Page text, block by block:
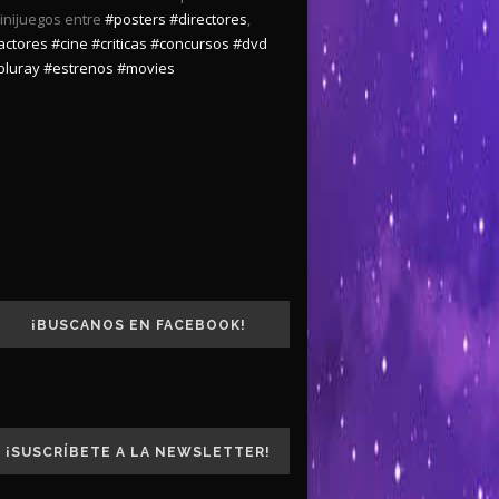
entre #posters #directores,
#cine #criticas #concursos #dvd
#estrenos #movies
¡BUSCANOS EN FACEBOOK!
¡SUSCRÍBETE A LA NEWSLETTER!